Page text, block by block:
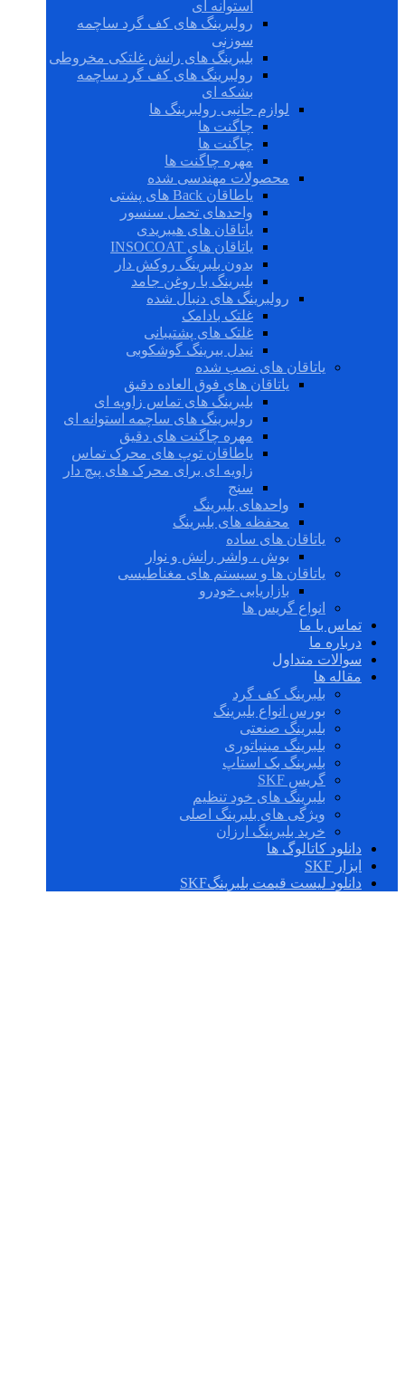
استوانه ای
رولبرینگ های کف گرد ساچمه
سوزنی
بلبرینگ های رانش غلتکی مخروطی
رولبرینگ های کف گرد ساچمه
بشکه ای
لوازم جانبی رولبرینگ ها
چاگنت ها
چاگنت ها
مهره چاگنت ها
محصولات مهندسی شده
یاطاقان Back های پشتی
واحدهای تحمل سنسور
یاتاقان های هیبریدی
یاتاقان های INSOCOAT
بدون بلبرینگ روکش دار
بلبرینگ با روغن جامد
رولبرینگ های دنبال شده
غلتک بادامک
غلتک های پشتیبانی
نیدل بیرینگ گوشکوبی
یاتاقان های نصب شده
یاتاقان های فوق العاده دقیق
بلبرینگ های تماس زاویه ای
رولبرینگ های ساچمه استوانه ای
مهره چاگنت های دقیق
یاطاقان توپ های محرک تماس
زاویه ای برای محرک های پیچ دار
سنج
واحدهای بلبرینگ
محفظه های بلبرینگ
یاتاقان های ساده
بوش ، واشر رانش و نوار
یاتاقان ها و سیستم های مغناطیسی
بازاریابی خودرو
انواع گریس ها
تماس با ما
درباره ما
سوالات متداول
مقاله ها
بلبرینگ کف گرد
بورس انواع بلبرینگ
بلبرینگ صنعتی
بلبرینگ مینیاتوری
بلبرینگ بک استاپ
گریس SKF
بلبرینگ های خود تنظیم
ویژگی های بلبرینگ اصلی
خرید بلبرینگ ارزان
دانلود کاتالوگ ها
ابزار SKF
دانلود لیست قیمت بلبرینگSKF